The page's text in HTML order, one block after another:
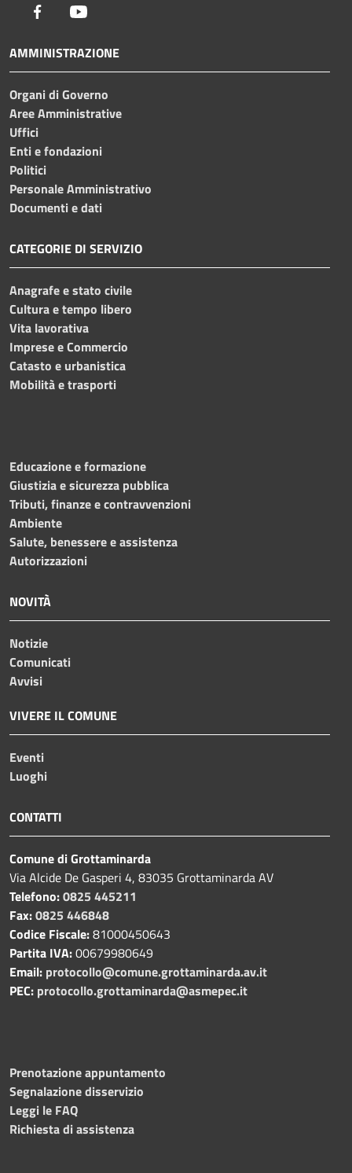
Facebook
AMMINISTRAZIONE
Organi di Governo
Aree Amministrative
Uffici
Enti e fondazioni
Politici
Personale Amministrativo
Documenti e dati
CATEGORIE DI SERVIZIO
Anagrafe e stato civile
Cultura e tempo libero
Vita lavorativa
Imprese e Commercio
Catasto e urbanistica
Mobilità e trasporti
Educazione e formazione
Giustizia e sicurezza pubblica
Tributi, finanze e contravvenzioni
Ambiente
Salute, benessere e assistenza
Autorizzazioni
NOVITÀ
Notizie
Comunicati
Avvisi
VIVERE IL COMUNE
Eventi
Luoghi
CONTATTI
Comune di Grottaminarda
Via Alcide De Gasperi 4, 83035 Grottaminarda AV
Telefono:0825 445211
Fax:0825 446848
Codice Fiscale:81000450643
Partita IVA:00679980649
Email: protocollo@comune.grottaminarda.av.it
PEC: protocollo.grottaminarda@asmepec.it
Prenotazione appuntamento
Segnalazione disservizio
Leggi le FAQ
Richiesta di assistenza